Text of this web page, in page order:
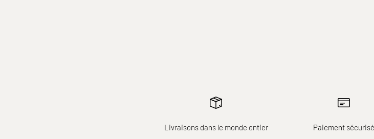
Livraisons dans le monde entier
Paiement sécurisé